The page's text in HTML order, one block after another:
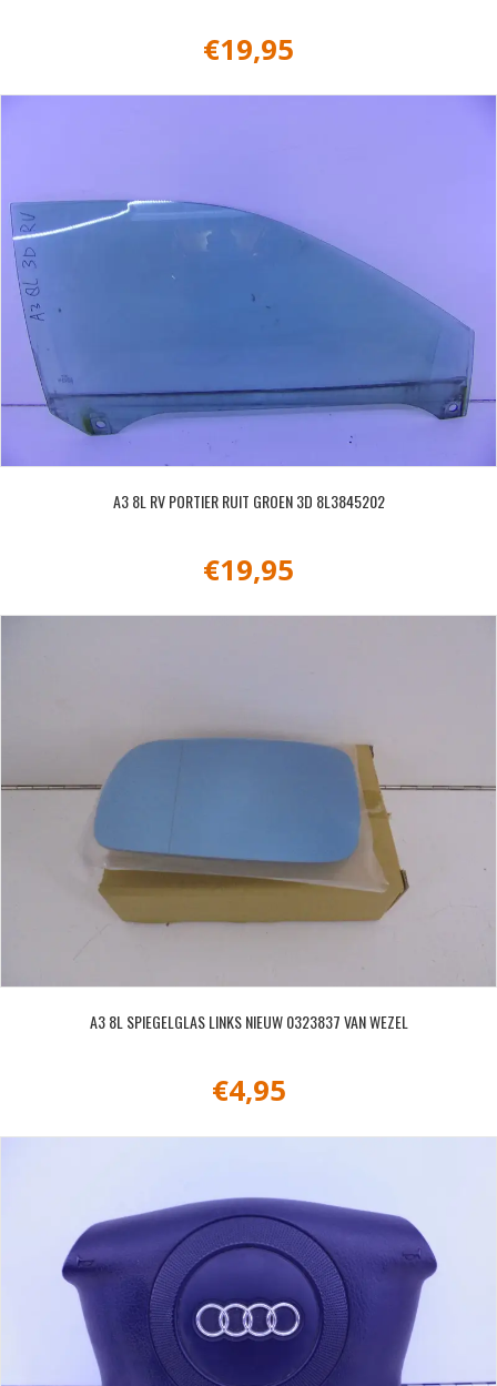
€19,95
A3 8L RV PORTIER RUIT GROEN 3D 8L3845202
€19,95
A3 8L SPIEGELGLAS LINKS NIEUW 0323837 VAN WEZEL
€4,95